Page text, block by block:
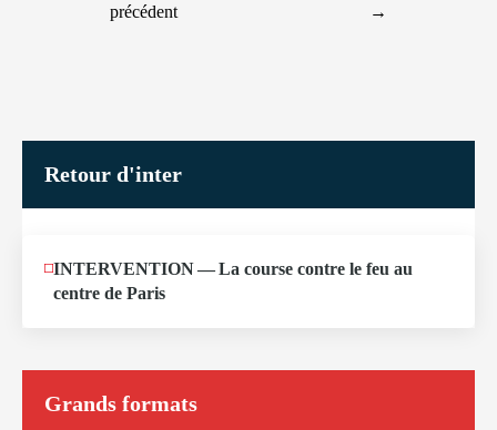
précédent
→
Retour d'inter
JUIN
12
2026
INTERVENTION — La course contre le feu au
centre de Paris
Grands formats